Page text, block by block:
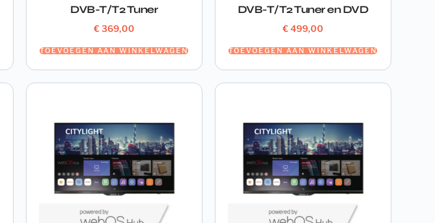
DVB-T/T2 Tuner
€ 369,00
TOEVOEGEN AAN WINKELWAGEN
DVB-T/T2 Tuner en DVD
€ 499,00
TOEVOEGEN AAN WINKELWAGEN